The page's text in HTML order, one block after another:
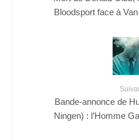
Bloodsport face à
Bande-annonce de
Ningen) : l’Homme